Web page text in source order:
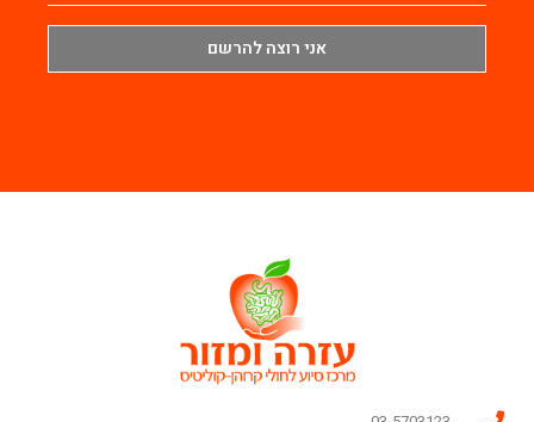
אני רוצה להרשם